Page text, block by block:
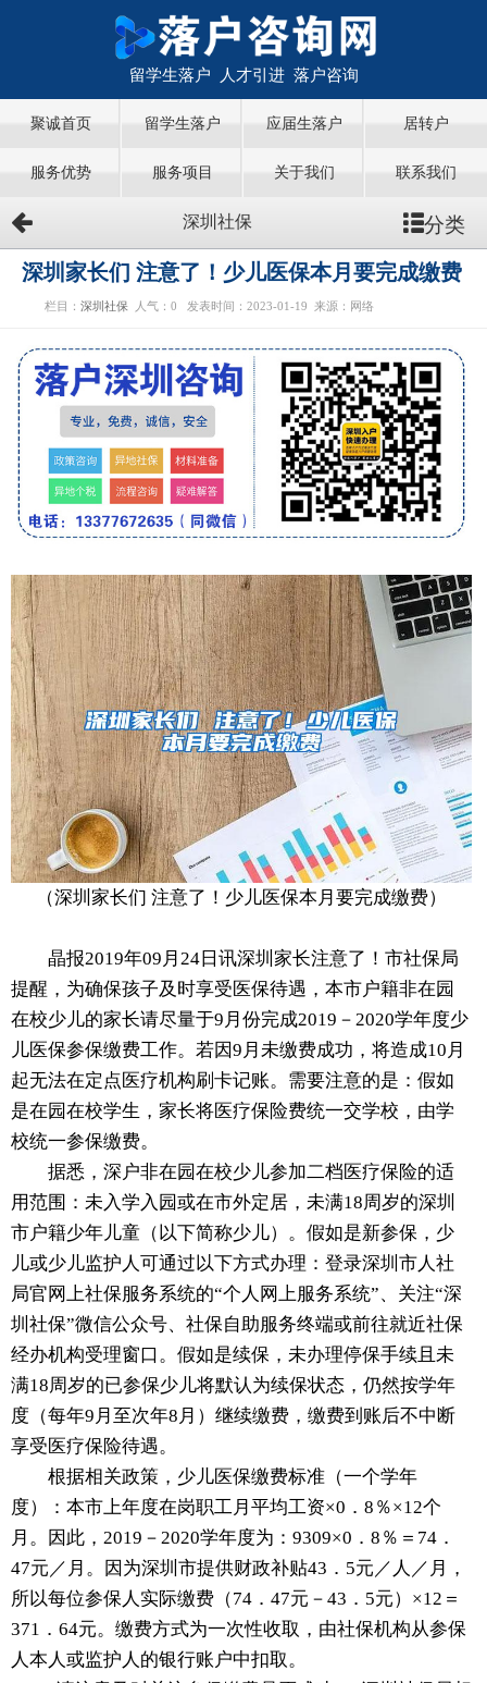
留学生落户 人才引进 落户咨询
聚诚首页 留学生落户 应届生落户 居转户
服务优势 服务项目 关于我们 联系我们
深圳社保 分类
深圳家长们 注意了！少儿医保本月要完成缴费
栏目： 深圳社保 人气： 0 发表时间：2023-01-19 来源：网络
（深圳家长们 注意了！少儿医保本月要完成缴费）
晶报2019年09月24日讯深圳家长注意了！市社保局
提醒，为确保孩子及时享受医保待遇，本市户籍非在园
在校少儿的家长请尽量于9月份完成2019－2020学年度少
儿医保参保缴费工作。若因9月未缴费成功，将造成10月
起无法在定点医疗机构刷卡记账。需要注意的是：假如
是在园在校学生，家长将医疗保险费统一交学校，由学
校统一参保缴费。
据悉，深户非在园在校少儿参加二档医疗保险的适
用范围：未入学入园或在市外定居，未满18周岁的深圳
市户籍少年儿童（以下简称少儿）。假如是新参保，少
儿或少儿监护人可通过以下方式办理：登录深圳市人社
局官网上社保服务系统的“个人网上服务系统”、关注“深
圳社保”微信公众号、社保自助服务终端或前往就近社保
经办机构受理窗口。假如是续保，未办理停保手续且未
满18周岁的已参保少儿将默认为续保状态，仍然按学年
度（每年9月至次年8月）继续缴费，缴费到账后不中断
享受医疗保险待遇。
根据相关政策，少儿医保缴费标准（一个学年
度）：本市上年度在岗职工月平均工资×0．8％×12个
月。因此，2019－2020学年度为：9309×0．8％＝74．
47元／月。因为深圳市提供财政补贴43．5元／人／月，
所以每位参保人实际缴费（74．47元－43．5元）×12＝
371．64元。缴费方式为一次性收取，由社保机构从参保
人本人或监护人的银行账户中扣取。